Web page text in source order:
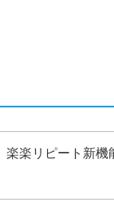
楽楽リピート新